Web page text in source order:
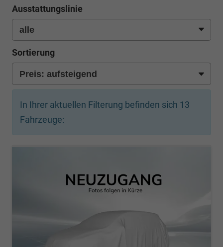
Ausstattungslinie
Sortierung
In Ihrer aktuellen Filterung befinden sich 13
Fahrzeuge: